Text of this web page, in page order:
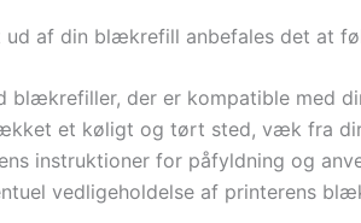
ud af din blækrefill anbefales det at
blækrefiller, der er kompatible med
et køligt og tørt sted, væk fra
instruktioner for påfyldning og
vedligeholdelse af printerens